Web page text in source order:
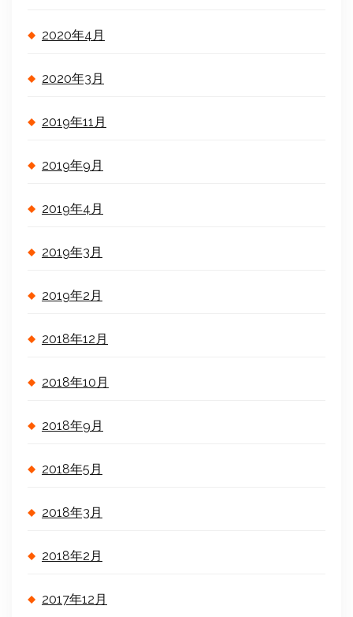
2020年4月
2020年3月
2019年11月
2019年9月
2019年4月
2019年3月
2019年2月
2018年12月
2018年10月
2018年9月
2018年5月
2018年3月
2018年2月
2017年12月